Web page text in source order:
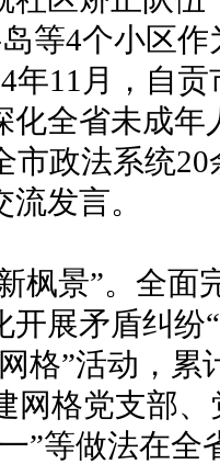
等4个小区
年11月，自
化全省未成
政法系统20
发言。
景”。全面
开展矛盾纠纷
格”活动，累
网格党支部
”等做法在